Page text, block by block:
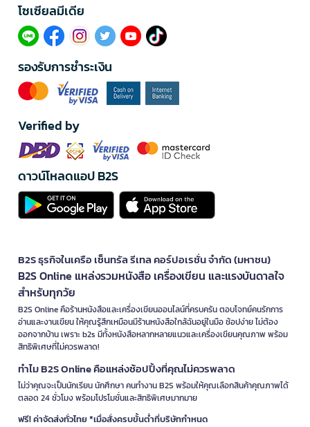
ฮับ USB - ขยายพอร์ต เชื่อมต่ออุปกรณ์ได้หลายตัว
เครื่องอ่านการ์ด - อ่าน SD Card, MicroSD รองรับหลายขนาด
แกดเจ็ตและอุปกรณ์สวมใส่
แกดเจ็ตและอุปกรณ์สวมใส่
สมาร์ทวอทช์ - ดูเวลา วัดชีพจร ตอบแชท ควบคุมเพลง
สายรัดสุขภาพ - นับก้าว วัดการนอน ติดตามแคลอรี่
หูฟังบลูทูธ - เสียงชัด ใส่สบาย ตัดเสียงรบกวน
แว่นตาอัจฉริยะ - ฟังเพลง รับสาย ผ่านแว่นตา
อุปกรณ์เสริมโทรศัพท์มือถือ
อุปกรณ์เสริมโทรศัพท์มือถือ
เคสโทรศัพท์ - กันกระแทก ดีไซน์สวย หลายสี
พาวเวอร์แบงก์ - ชาร์จได้นานหลายรอบ พกพาสะดวก
ขาตั้งมือถือ - ถ่ายคลิป ดูหนัง วิดีโอคอล
เลือกอุปกรณ์ไอทีและแก็ดเจ็ตอย่างไร ให้คุ้มค่าที่
สุด
อัปเดตวิธีเลือกแก็ดเจ็ตให้เหมาะกับไลฟ์สไตล์ยุคใหม่ เพื่อการลงทุนที่คุ้มค่า
ในระยะยาว ช่วยให้คุณคัดกรองตัวเลือกที่ใช่ จากบรรดาสินค้าไอทีที่มีวาง
1. กำหนดความต้องการให้ชัดเจน
ถามตัวเองว่าจะใช้อุปกรณ์นี้ทำอะไรเป็นหลัก คือทำงาน เรียน ออกกำลังกาย
ฟังเพลง หรือความบันเทิง แต่ละแบบมีคุณสมบัติที่แตกต่างกัน
โซเซียลมีเดีย​
รองรับการชำระเงิน
Verified by
ดาวน์โหลดแอป B2S
B2S ธุรกิจในเครือ เซ็นทรัล รีเทล คอร์ปอเรชั่น จำกัด (มหาชน)
B2S Online แหล่งรวมหนังสือ เครื่องเขียน และแรงบันดาลใจ
สำหรับทุกวัย
B2S Online คือร้านหนังสือและเครื่องเขียนออนไลน์ที่ครบครัน ตอบโจทย์คนรักการ
อ่านและงานเขียน ให้คุณรู้สึกเหมือนมีร้านหนังสือใกล้ฉันอยู่ในมือ ช้อปง่าย ไม่ต้อง
ออกจากบ้าน เพราะ b2s มีทั้งหนังสือหลากหลายแนวและเครื่องเขียนคุณภาพ พร้อม
สิทธิพิเศษที่ไม่ควรพลาด!
ทำไม B2S Online คือแหล่งช้อปปิ้งที่คุณไม่ควรพลาด
ไม่ว่าคุณจะเป็นนักเรียน นักศึกษา คนทำงาน B2S พร้อมให้คุณเลือกสินค้าคุณภาพได้
ตลอด 24 ชั่วโมง พร้อมโปรโมชั่นและสิทธิพิเศษมากมาย
ฟรี! ค่าจัดส่งทั่วไทย *เมื่อสั่งครบขั้นต่ำที่บริษัทกำหนด